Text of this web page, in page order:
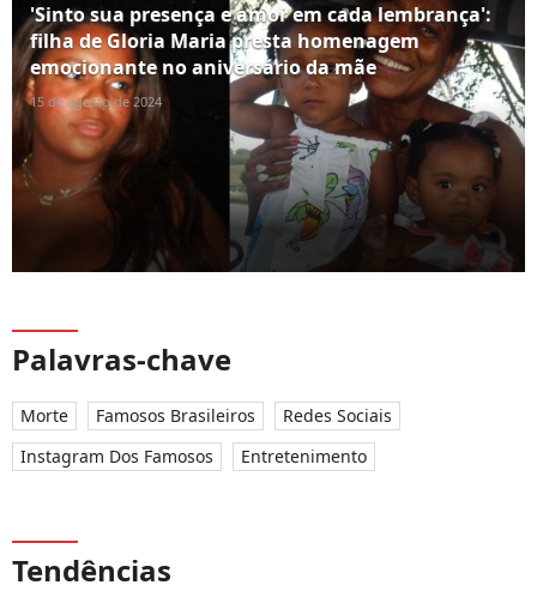
'Sinto sua presença e amor em cada lembrança':
filha de Gloria Maria presta homenagem
emocionante no aniversário da mãe
15 de agosto de 2024
Palavras-chave
Morte Famosos Brasileiros
Redes Sociais
Instagram Dos Famosos
Entretenimento
Tendências